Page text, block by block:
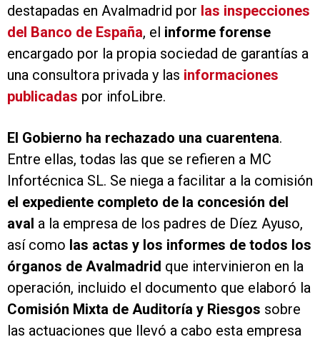
destapadas en Avalmadrid por las inspecciones
del Banco de España, el informe forense
encargado por la propia sociedad de garantías a
una consultora privada y las informaciones
publicadas por infoLibre.
El Gobierno ha rechazado una cuarentena.
Entre ellas, todas las que se refieren a MC
Infortécnica SL. Se niega a facilitar a la comisión
el expediente completo de la concesión del
aval a la empresa de los padres de Díez Ayuso,
así como las actas y los informes de todos los
órganos de Avalmadrid que intervinieron en la
operación, incluido el documento que elaboró la
Comisión Mixta de Auditoría y Riesgos sobre
las actuaciones que llevó a cabo esta empresa